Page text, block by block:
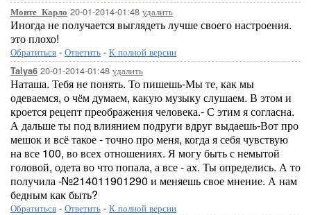
Монте_Карло 20-01-2014-01:48 удалить
Иногда не получается выглядеть лучше своего настроения.
это плохо!
Обратиться - Ответить - К полной версии
Talya6 20-01-2014-01:48 удалить
Наташа. Тебя не понять. То пишешь-Мы те, как мы
одеваемся, о чём думаем, какую музыку слушаем. В этом и
кроется рецепт преображения человека.- С этим я согласна.
А дальше ты под влиянием подруги вдруг выдаешь-Вот про
мешок и всё такое - точно про меня, когда я себя чувствую
на все 100, во всех отношениях. Я могу быть с немытой
головой, одета во что попала, а все - ах. Ты определись. А то
получила -№214011901290 и меняешь свое мнение. А нам
бедным как быть?
Обратиться - Ответить - К полной версии